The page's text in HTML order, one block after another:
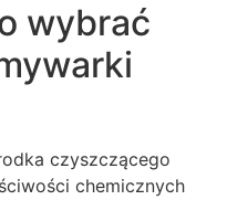
wybrać
czyszczącego
chemicznych